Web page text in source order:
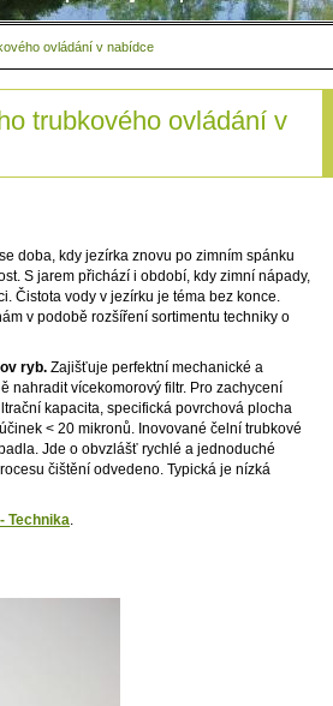
ovládání v nabídce
trubkového ovládání v
doba, kdy jezírka znovu po zimním spánku
S jarem přichází i období, kdy zimní nápady,
Čistota vody v jezírku je téma bez konce.
v podobě rozšíření sortimentu techniky o
ryb. Zajišťuje perfektní mechanické a
nahradit vícekomorový filtr. Pro zachycení
kapacita, specifická povrchová plocha
< 20 mikronů. Inovované čelní trubkové
Jde o obvzlášť rychlé a jednoduché
čištění odvedeno. Typická je nízká
Technika.